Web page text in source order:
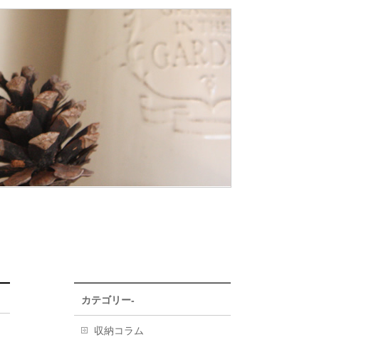
カテゴリー-
収納コラム